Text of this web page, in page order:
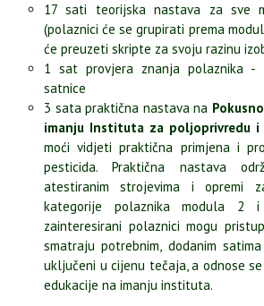
17 sati teorijska nastava za sve
(polaznici će se grupirati prema
će preuzeti skripte za svoju razinu
1 sat provjera znanja polaznika -
satnice
3 sata praktična nastava na
imanju Instituta za poljoprivredu i
moći vidjeti praktična primjena i
pesticida. Praktična nastava
atestiranim strojevima i opremi
kategorije polaznika modula 2
zainteresirani polaznici mogu
smatraju potrebnim, dodanim
uključeni u cijenu tečaja, a odnose
edukacije na imanju instituta.